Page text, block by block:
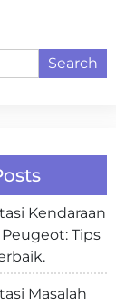
Search
Kendaraan
Tips
Masalah